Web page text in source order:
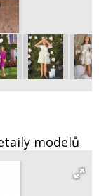
modelů